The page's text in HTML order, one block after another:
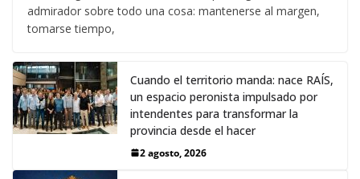
admirador sobre todo una cosa: mantenerse al margen,
tomarse tiempo,
Cuando el territorio manda: nace RAÍS,
un espacio peronista impulsado por
intendentes para transformar la
provincia desde el hacer
2 agosto, 2026